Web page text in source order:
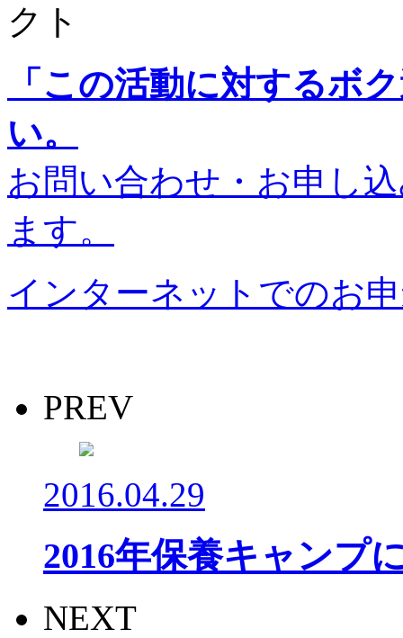
クト
「この活動に対するボ
い。
お問い合わせ・お申し
ます。
インターネットでのお
PREV
2016.04.29
2016年保養キャンプ
NEXT